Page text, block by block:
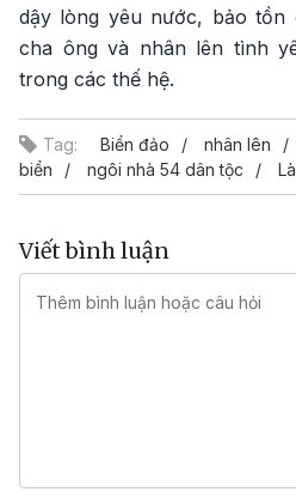
dậy lòng yêu nước, bảo tồn
cha ông và nhân lên tình
trong các thế hệ.
Tag: Biển đảo nhân lên
biển
ngôi nhà 54 dân tộc
Viết bình luận